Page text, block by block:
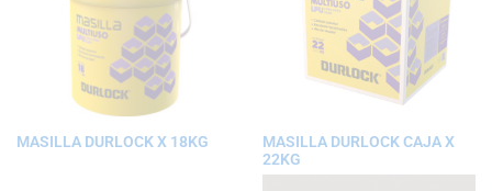
MASILLA DURLOCK X 18KG
MASILLA DURLOCK CAJA X
22KG